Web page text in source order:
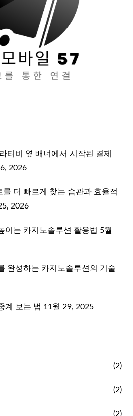
티비 옆 배너에서 시작된 결제
2026
더 빠르게 찾는 습관과 효율적
2026
이는 카지노솔루션 활용법 5월
완성하는 카지노솔루션의 기술
계 보는 법 11월 29, 2025
(2)
(2)
(2)